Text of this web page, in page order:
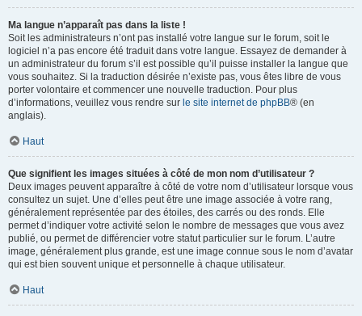
Ma langue n’apparaît pas dans la liste !
Soit les administrateurs n’ont pas installé votre langue sur le forum, soit le
logiciel n’a pas encore été traduit dans votre langue. Essayez de demander à
un administrateur du forum s’il est possible qu’il puisse installer la langue que
vous souhaitez. Si la traduction désirée n’existe pas, vous êtes libre de vous
porter volontaire et commencer une nouvelle traduction. Pour plus
d’informations, veuillez vous rendre sur le site internet de phpBB® (en
anglais).
Haut
Que signifient les images situées à côté de mon nom d’utilisateur ?
Deux images peuvent apparaître à côté de votre nom d’utilisateur lorsque vous
consultez un sujet. Une d’elles peut être une image associée à votre rang,
généralement représentée par des étoiles, des carrés ou des ronds. Elle
permet d’indiquer votre activité selon le nombre de messages que vous avez
publié, ou permet de différencier votre statut particulier sur le forum. L’autre
image, généralement plus grande, est une image connue sous le nom d’avatar
qui est bien souvent unique et personnelle à chaque utilisateur.
Haut